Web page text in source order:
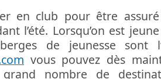
en club pour être
l’été. Lorsqu’on est
de jeunesse sont
vous pouvez dès
nombre de